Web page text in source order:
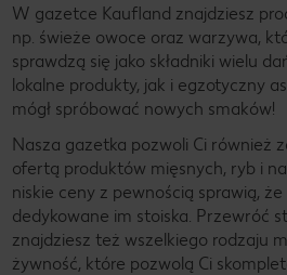
W gazetce Kaufland znajdziesz
np. świeże owoce oraz warzywa,
sprawdzą się jako składniki wielu
lokalne produkty, jak i egzotyczny
mógł spróbować nowych smaków!
Nasza gazetka pozwoli Ci również
ofertą produktów mięsnych, ryb i
niskie ceny z pewnością sprawią,
dedykowane im stoiska. Przewróć
znajdziesz też wszelkiego rodzaju
żywność, które pozwolą Ci